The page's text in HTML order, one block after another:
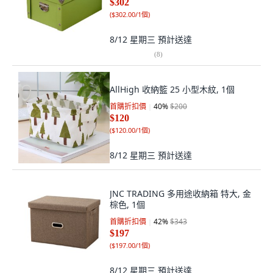
$302
($302.00/1個)
8/12 星期三 預計送達
(8)
AllHigh 收納籃 25 小型木紋, 1個
首購折扣價 40%$200
$120
($120.00/1個)
8/12 星期三 預計送達
JNC TRADING 多用途收納箱 特大, 金
棕色, 1個
首購折扣價 42%$343
$197
($197.00/1個)
8/12 星期三 預計送達